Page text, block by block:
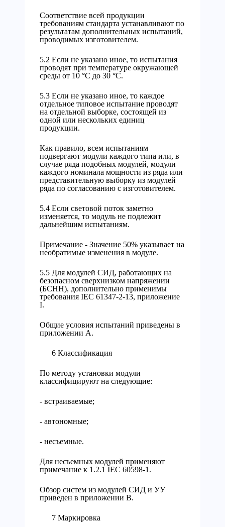
Соответствие всей продукции
требованиям стандарта устанавливают по
результатам дополнительных испытаний,
проводимых изготовителем.
5.2 Если не указано иное, то испытания
проводят при температуре окружающей
среды от 10 °С до 30 °С.
5.3 Если не указано иное, то каждое
отдельное типовое испытание проводят
на отдельной выборке, состоящей из
одной или нескольких единиц
продукции.
Как правило, всем испытаниям
подвергают модули каждого типа или, в
случае ряда подобных модулей, модули
каждого номинала мощности из ряда или
представительную выборку из модулей
ряда по согласованию с изготовителем.
5.4 Если световой поток заметно
изменяется, то модуль не подлежит
дальнейшим испытаниям.
Примечание - Значение 50% указывает на
необратимые изменения в модуле.
5.5 Для модулей СИД, работающих на
безопасном сверхнизком напряжении
(БСНН), дополнительно применимы
требования IEC 61347-2-13, приложение
I.
Общие условия испытаний приведены в
приложении А.
6 Классификация
По методу установки модули
классифицируют на следующие:
- встраиваемые;
- автономные;
- несъемные.
Для несъемных модулей применяют
примечание к 1.2.1 IEC 60598-1.
Обзор систем из модулей СИД и УУ
приведен в приложении В.
7 Маркировка